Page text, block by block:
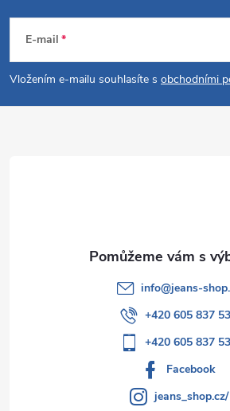
p
a
E-mail
Vložením e-mailu souhlasíte s obchodními
info@jeans-
+420 605 837
+420 605 837
Facebook
jeans_shop.cz/